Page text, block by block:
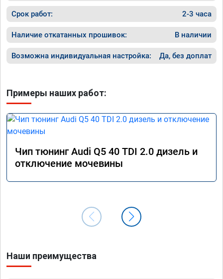
Срок работ: 2-3 часа
Наличие откатанных прошивок: В наличии
Возможна индивидуальная настройка: Да, без доплат
Примеры наших работ:
Чип тюнинг Audi Q5 40 TDI 2.0 дизель и
отключение мочевины
Наши преимущества